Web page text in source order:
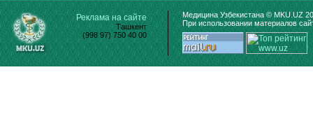
Реклама на сайте
Ташкент
(998 97) 750 40 00
Медицина Узбекистана © MKU.UZ
При использовании материалов